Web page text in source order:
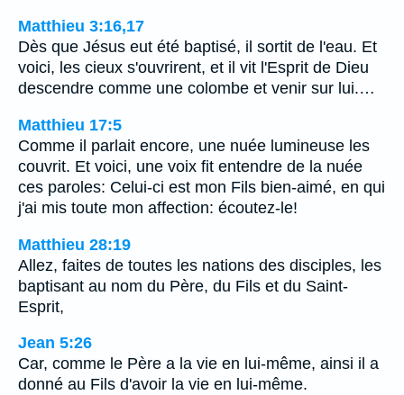
Matthieu 3:16,17
Dès que Jésus eut été baptisé, il sortit de l'eau. Et
voici, les cieux s'ouvrirent, et il vit l'Esprit de Dieu
descendre comme une colombe et venir sur lui.…
Matthieu 17:5
Comme il parlait encore, une nuée lumineuse les
couvrit. Et voici, une voix fit entendre de la nuée
ces paroles: Celui-ci est mon Fils bien-aimé, en qui
j'ai mis toute mon affection: écoutez-le!
Matthieu 28:19
Allez, faites de toutes les nations des disciples, les
baptisant au nom du Père, du Fils et du Saint-
Esprit,
Jean 5:26
Car, comme le Père a la vie en lui-même, ainsi il a
donné au Fils d'avoir la vie en lui-même.